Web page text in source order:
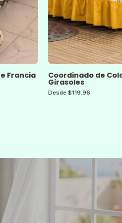
Francia Coordinado de
Girasoles
Desde $119.96